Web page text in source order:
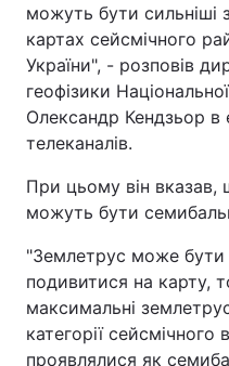
можуть бути сильніші
картах сейсмічного
України", - розповів
геофізики
Олександр Кендзьор в
телеканалів.
При цьому він вказав,
можуть бути
"Землетрус може бути
подивитися на карту,
максимальні
категорії сейсмічного
проявлялися як